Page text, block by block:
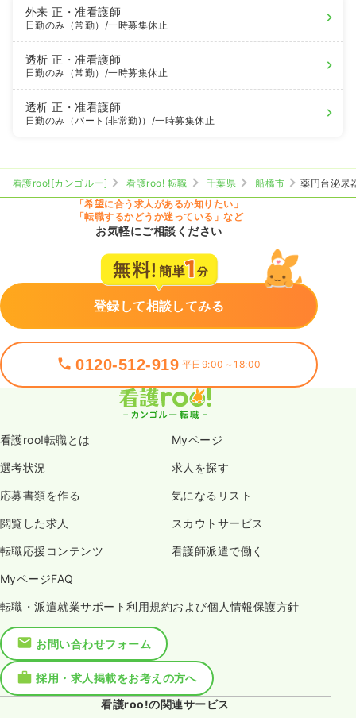
外来正・准看護師
日勤のみ（常勤） /一時募集休止
透析正・准看護師
日勤のみ（常勤） /一時募集休止
透析正・准看護師
日勤のみ（パート(非常勤)） /一時募集休止
看護roo![カンゴルー] 看護roo! 転職 千葉県 船橋市
薬円台泌尿
「希望に合う求人があるか知りたい」
「転職するかどうか迷っている」など
お気軽にご相談ください
登録して相談してみる
0120-512-919 平日9:00～18:00
看護roo!転職とは Myページ
選考状況 求人を探す
応募書類を作る 気になるリスト
閲覧した求人 スカウトサービス
転職応援コンテンツ 看護師派遣で働く
MyページFAQ
転職・派遣就業サポート利用規約および個人情報保護方針
お問い合わせフォーム
採用・求人掲載をお考えの方へ
看護roo!の関連サービス